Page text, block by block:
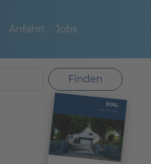
Anfahrt Jobs
Finden